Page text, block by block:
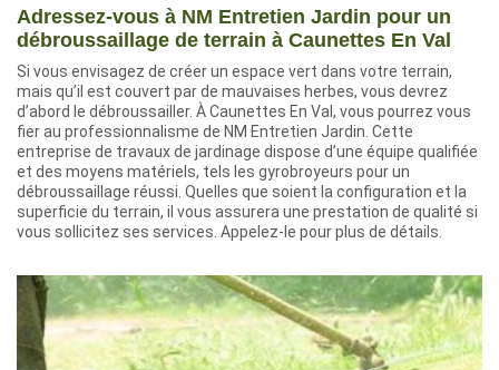
Adressez-vous à NM Entretien Jardin pour un
débroussaillage de terrain à Caunettes En Val
Si vous envisagez de créer un espace vert dans votre terrain,
mais qu’il est couvert par de mauvaises herbes, vous devrez
d’abord le débroussailler. À Caunettes En Val, vous pourrez vous
fier au professionnalisme de NM Entretien Jardin. Cette
entreprise de travaux de jardinage dispose d’une équipe qualifiée
et des moyens matériels, tels les gyrobroyeurs pour un
débroussaillage réussi. Quelles que soient la configuration et la
superficie du terrain, il vous assurera une prestation de qualité si
vous sollicitez ses services. Appelez-le pour plus de détails.